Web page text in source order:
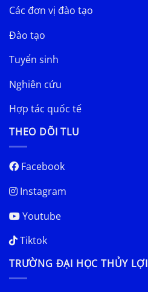
Các đơn vị đào tạo
Đào tạo
Tuyển sinh
Nghiên cứu
Hợp tác quốc tế
THEO DÕI TLU
Facebook
Instagram
Youtube
Tiktok
TRƯỜNG ĐẠI HỌC THỦY LỢI